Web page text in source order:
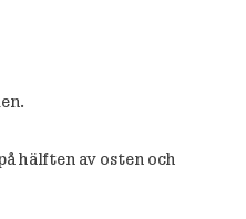
hälften av osten och